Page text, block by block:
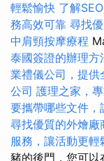
輕鬆愉快 了解
務高效可靠 尋找
中肩頸按摩療程
泰國簽證的辦理
業禮儀公司，提供
公司 護理之家，
要攜帶哪些文件，
尋找優質的外燴
服務，讓活動更輕
豬的後門，您可以